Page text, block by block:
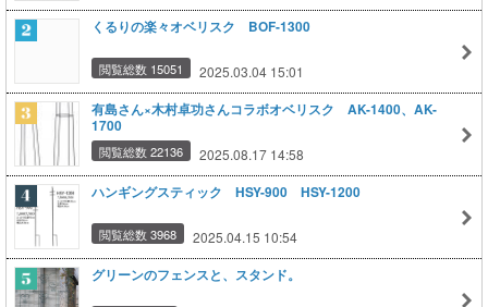
くるりの楽々オベリスク BOF-1300
閲覧総数 15051 2025.03.04 15:01
有島さん×木村卓功さんコラボオベリスク AK-1400、AK-
1700
閲覧総数 22136 2025.08.17 14:58
ハンギングスティック HSY-900 HSY-1200
閲覧総数 3968 2025.04.15 10:54
グリーンのフェンスと、スタンド。